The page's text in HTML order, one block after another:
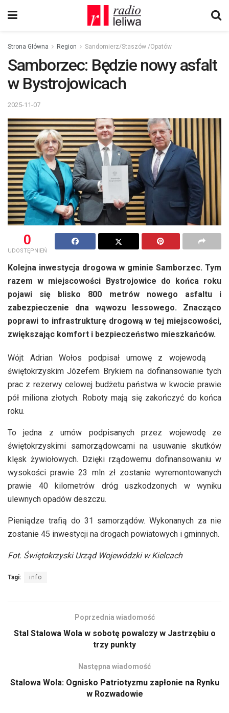
Strona Główna Region Sandomierz/Staszów /Opatów
Samborzec: Będzie nowy asfalt
w Bystrojowicach
2025-11-07
0
UDOSTĘPNIEŃ
Kolejna inwestycja drogowa w gminie Samborzec. Tym
razem w miejscowości Bystrojowice do końca roku
pojawi się blisko 800 metrów nowego asfaltu i
zabezpieczenie dna wąwozu lessowego. Znacząco
poprawi to infrastrukturę drogową w tej miejscowości,
zwiększając komfort i bezpieczeństwo mieszkańców.
Wójt Adrian Wołos podpisał umowę z wojewodą
świętokrzyskim Józefem Brykiem na dofinansowanie tych
prac z rezerwy celowej budżetu państwa w kwocie prawie
pół miliona złotych. Roboty mają się zakończyć do końca
roku.
To jedna z umów podpisanych przez wojewodę ze
świętokrzyskimi samorządowcami na usuwanie skutków
klęsk żywiołowych. Dzięki rządowemu dofinansowaniu w
wysokości prawie 23 mln zł zostanie wyremontowanych
prawie 40 kilometrów dróg uszkodzonych w wyniku
ulewnych opadów deszczu.
Pieniądze trafią do 31 samorządów. Wykonanych za nie
zostanie 45 inwestycji na drogach powiatowych i gminnych.
Fot. Świętokrzyski Urząd Wojewódzki w Kielcach
Tagi: info
Poprzednia wiadomość
Stal Stalowa Wola w sobotę powalczy w Jastrzębiu o
trzy punkty
Następna wiadomość
Stalowa Wola: Ognisko Patriotyzmu zapłonie na Rynku
w Rozwadowie